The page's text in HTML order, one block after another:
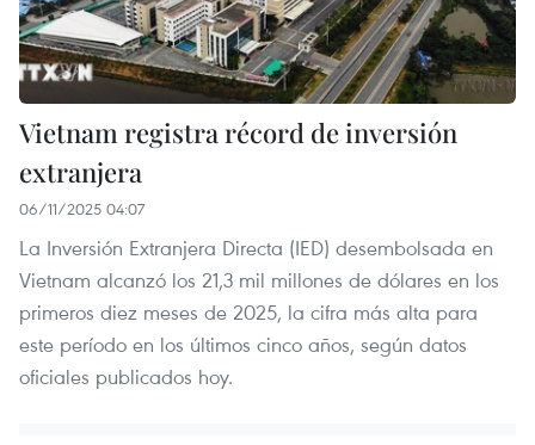
Vietnam registra récord de inversión
extranjera
06/11/2025 04:07
La Inversión Extranjera Directa (IED) desembolsada en
Vietnam alcanzó los 21,3 mil millones de dólares en los
primeros diez meses de 2025, la cifra más alta para
este período en los últimos cinco años, según datos
oficiales publicados hoy.